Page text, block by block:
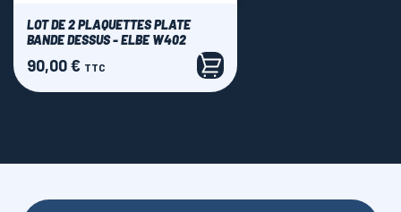
LOT DE 2 PLAQUETTES PLATE
BANDE DESSUS - ELBE W402
Prix
90,00 € TTC